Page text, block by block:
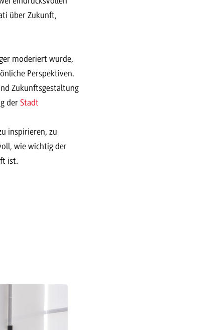
über Zukunft,
moderiert wurde,
Perspektiven.
Zukunftsgestaltung
derStadt
inspirieren, zu
wie wichtig der
ist.